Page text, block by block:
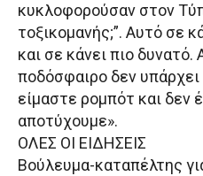
κυκλοφορούσαν στον
τοξικομανής;”. Αυτό σε
και σε κάνει πιο δυνατό.
ποδόσφαιρο δεν
είμαστε ρομπότ και δεν
αποτύχουμε».
ΟΛΕΣ ΟΙ ΕΙΔΗΣΕΙΣ
Βούλευμα-καταπέλτης